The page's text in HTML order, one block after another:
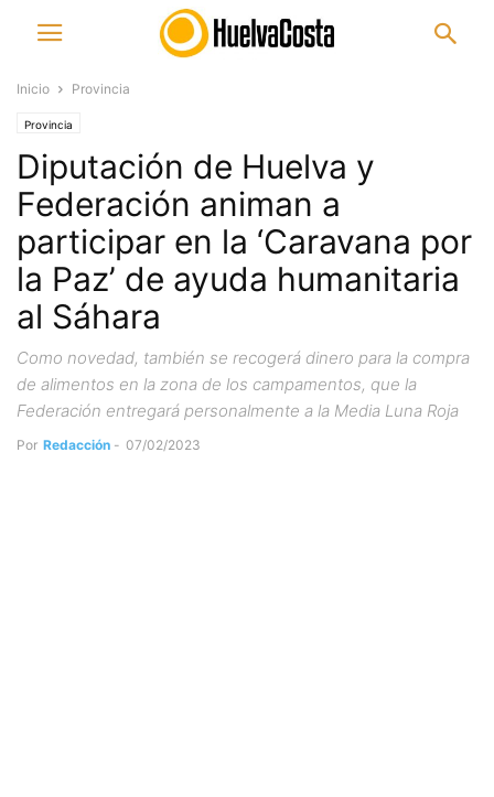
Inicio Provincia
Provincia
Diputación de Huelva y
Federación animan a
participar en la ‘Caravana por
la Paz’ de ayuda humanitaria
al Sáhara
Como novedad, también se recogerá dinero para la compra
de alimentos en la zona de los campamentos, que la
Federación entregará personalmente a la Media Luna Roja
Por Redacción - 07/02/2023